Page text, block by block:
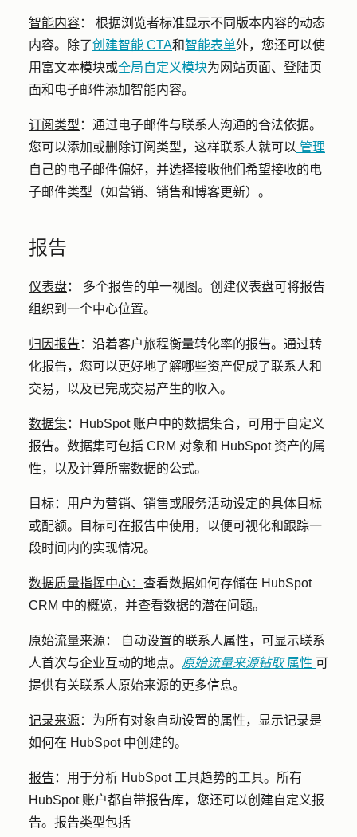
智能内容： 根据浏览者标准显示不同版本内容的动态
内容。除了创建智能 CTA和智能表单外，您还可以使
用富文本模块或全局自定义模块为网站页面、登陆页
面和电子邮件添加智能内容。
订阅类型 ： 通过电子邮件与联系人沟通的合法依据。
您可以添加或删除订阅类型，这样联系人就可以 管理
自己的电子邮件偏好，并选择接收他们希望接收的电
子邮件类型（如营销、销售和博客更新）。
报告
仪表盘： 多个报告的单一视图。创建仪表盘可将报告
组织到一个中心位置。
归因报告 ： 沿着客户旅程衡量转化率的报告。通过转
化报告，您可以更好地了解哪些资产促成了联系人和
交易，以及已完成交易产生的收入。
数据集：
HubSpot 账户中的数据集合，可用于自定义
报告。数据集可包括 CRM 对象和 HubSpot 资产的属
性，以及计算所需数据的公式。
目标： 用户为营销、销售或服务活动设定的具体目标
或配额。目标可在报告中使用，以便可视化和跟踪一
段时间内的实现情况。
数据质量指挥中心： 查看数据如何存储在 HubSpot
CRM 中的概览，并查看数据的潜在问题。
原始流量来源 ：
自动设置的联系人属性，可显示联系
人首次与企业互动的地点。 原始流量来源钻取属性 可
提供有关联系人原始来源的更多信息。
记录来源 ：为所有对象自动设置的属性，显示记录是
如何在 HubSpot 中创建的。
报告 ：用于分析 HubSpot 工具趋势的工具。所有
HubSpot 账户都自带报告库，您还可以创建自定义报
告。报告类型包括